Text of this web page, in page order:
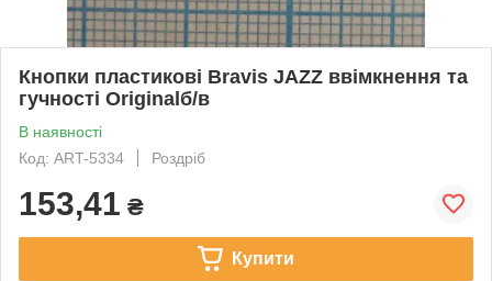
Кнопки пластикові Bravis JAZZ ввімкнення та
гучності Originalб/в
В наявності
Код: ART-5334
Роздріб
153,41 ₴
Купити